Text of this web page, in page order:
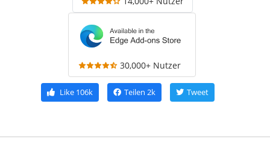
30,000+ Nutzer
Like 106k Teilen 2k Tweet